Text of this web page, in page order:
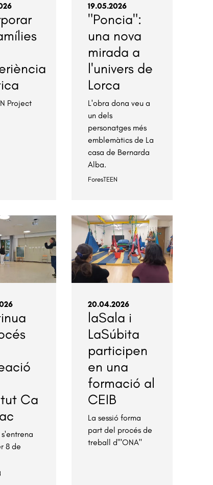
Project
19.05.2026
"Poncia":
una nova
mirada a
l'univers de
Lorca
L'obra dona veu a
un dels
personatges més
emblemàtics de La
casa de Bernarda
Alba.
ForesTEEN
Ca
8 de
20.04.2026
laSala i
LaSúbita
participen
en una
formació al
CEIB
La sessió forma
part del procés de
treball d'"ONA"